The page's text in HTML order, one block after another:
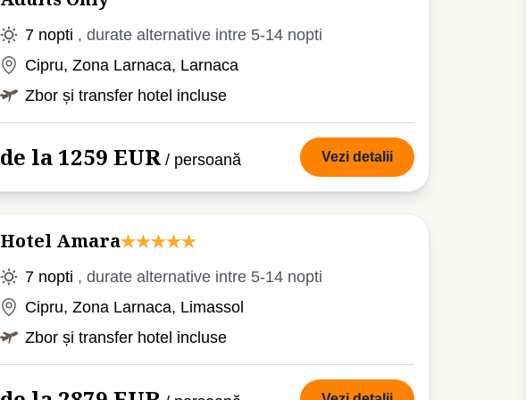
7 nopti , durate alternative intre 5-14 nopti
Cipru, Zona Larnaca, Larnaca
Zbor și transfer hotel incluse
de la 1259 EUR / persoană Vezi detalii
Hotel Amara
7 nopti , durate alternative intre 5-14 nopti
Cipru, Zona Larnaca, Limassol
Zbor și transfer hotel incluse